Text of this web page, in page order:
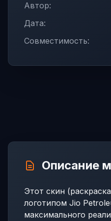
Автор:
Дата:
Совместимость:
Описание
Этот скин
логотипом Jio
максимального